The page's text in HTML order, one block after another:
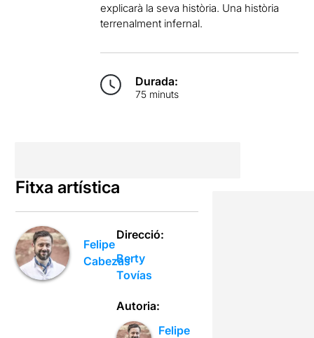
explicarà la seva història. Una història
terrenalment infernal.
Durada:
75 minuts
Fitxa artística
Felipe
Cabezas
Direcció:
Berty
Tovías
Autoria:
Felipe